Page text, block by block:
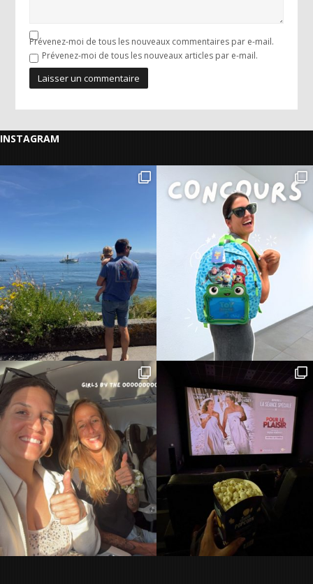
Prévenez-moi de tous les nouveaux commentaires par e-mail.
Prévenez-moi de tous les nouveaux articles par e-mail.
INSTAGRAM